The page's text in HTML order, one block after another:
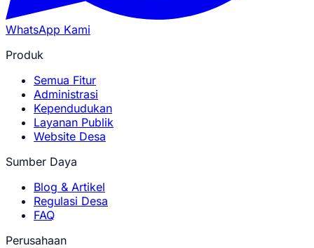
WhatsApp Kami
Produk
Semua Fitur
Administrasi
Kependudukan
Layanan Publik
Website Desa
Sumber Daya
Blog & Artikel
Regulasi Desa
FAQ
Perusahaan